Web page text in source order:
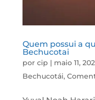
Quem possui a
Bechucotai
por cip | maio 11,
Bechucotái,